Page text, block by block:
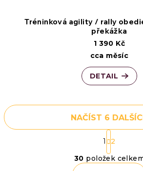
Tréninková agility / rally
překážka
1 390 Kč
cca měsíc
DETAIL
O
NAČÍST 6
S
t
1
2
30 položek